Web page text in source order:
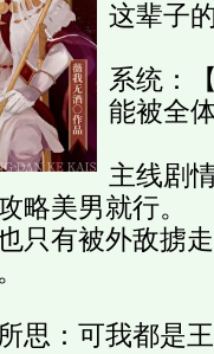
这辈子
系统：
能被全
主线剧
略美男就行。
只有被外敌掳
思：可我都是